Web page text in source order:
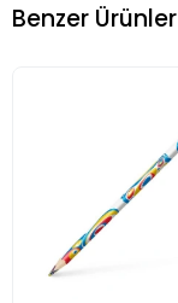
Benzer Ürünler